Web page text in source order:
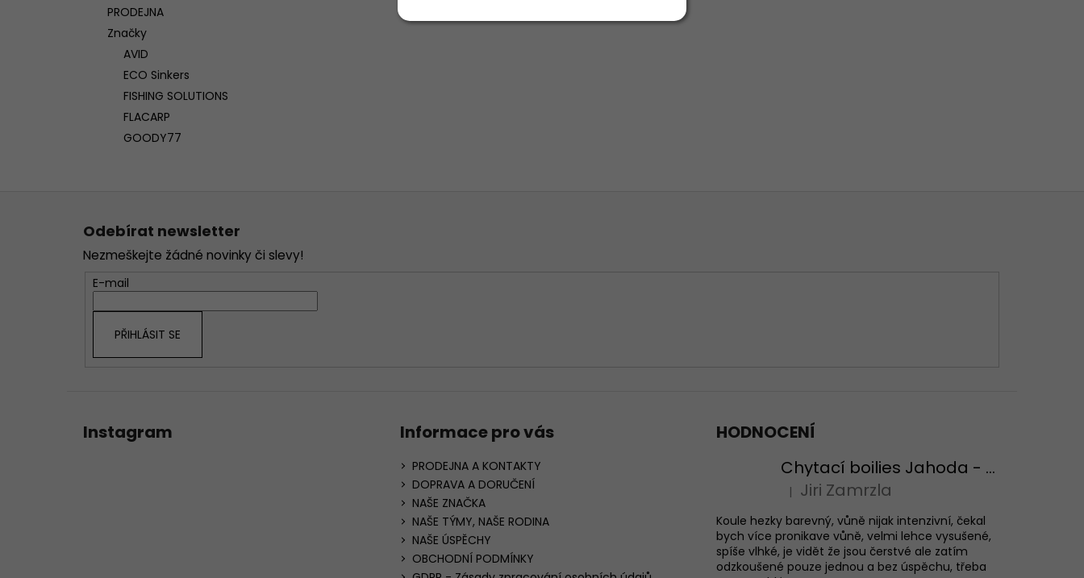
PRODEJNA
Značky
AVID
ECO Sinkers
FISHING SOLUTIONS
FLACARP
GOODY77
á
Odebírat newsletter
Nezmeškejte žádné novinky či slevy!
E-mail
PŘIHLÁSIT SE
Instagram Informace pro vás
PRODEJNA A KONTAKTY
DOPRAVA A DORUČENÍ
NAŠE ZNAČKA
NAŠE TÝMY, NAŠE RODINA
NAŠE ÚSPĚCHY
OBCHODNÍ PODMÍNKY
HODNOCENÍ
Chytací boilies Jahoda - testovací balení
Hodnocení produktu je 4 z 5 hvězdiček.
| Jiri Zamrzla
Koule hezky barevný, vůně nijak intenzivní, čekal
bych více pronikave vůně, velmi lehce vysušené,
spíše vlhké, je vidět že jsou čerstvé ale zatím
odzkoušené pouze jednou a bez úspěchu, třeba